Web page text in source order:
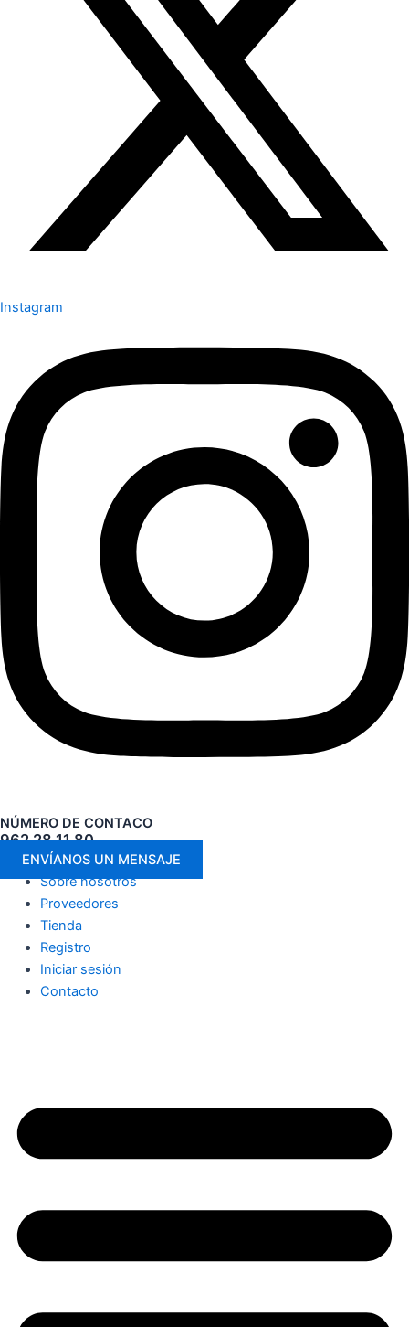
Instagram
NÚMERO DE CONTACO
962 28 11 80
ENVÍANOS UN MENSAJE
Sobre nosotros
Proveedores
Tienda
Registro
Iniciar sesión
Contacto